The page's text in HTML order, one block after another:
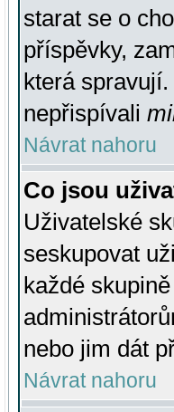
starat se o
příspěvky,
která
nepřispívali
Návrat nahoru
Co jsou
Uživatelské
seskupovat
každé
nebo jim dát
Návrat nahoru